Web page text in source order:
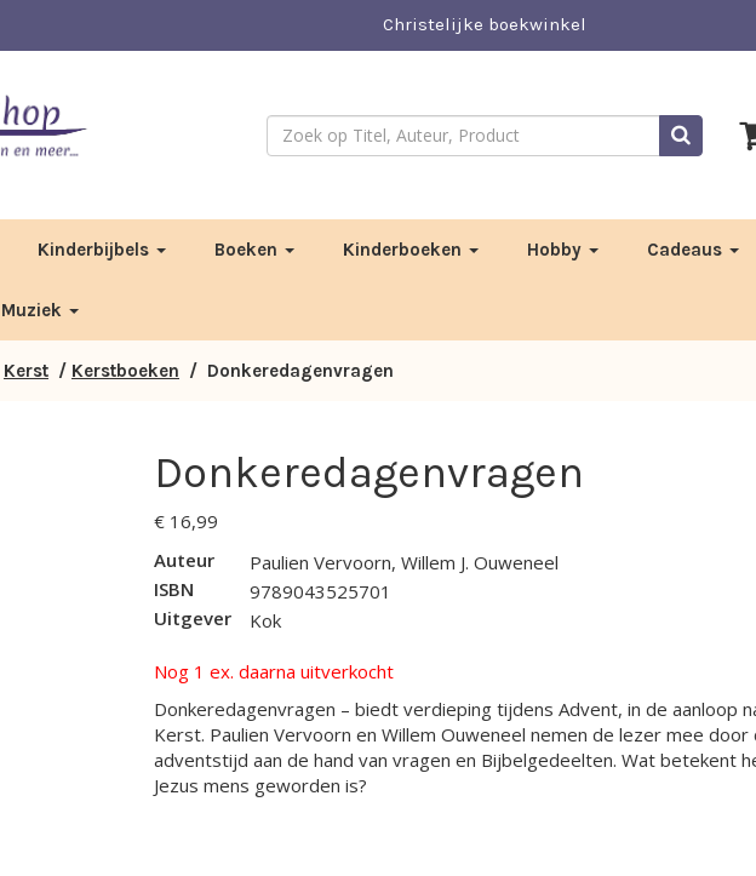
Christelijke boekwinkel
Kinderbijbels Boeken Kinderboeken Hobby Cadeaus
Muziek
Kerst / Kerstboeken / Donkeredagenvragen
Donkeredagenvragen
€ 16,99
Auteur
Paulien Vervoorn, Willem J. Ouweneel
ISBN
9789043525701
Uitgever
Kok
Nog 1 ex. daarna uitverkocht
Donkeredagenvragen – biedt verdieping tijdens Advent, in de aanloop
Kerst. Paulien Vervoorn en Willem Ouweneel nemen de lezer mee door
adventstijd aan de hand van vragen en Bijbelgedeelten. Wat betekent
Jezus mens geworden is?